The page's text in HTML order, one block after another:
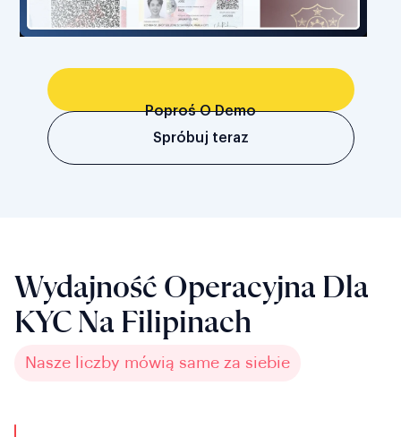
Poproś O Demo
Spróbuj teraz
Wydajność Operacyjna Dla
KYC Na Filipinach
Nasze liczby mówią same za siebie